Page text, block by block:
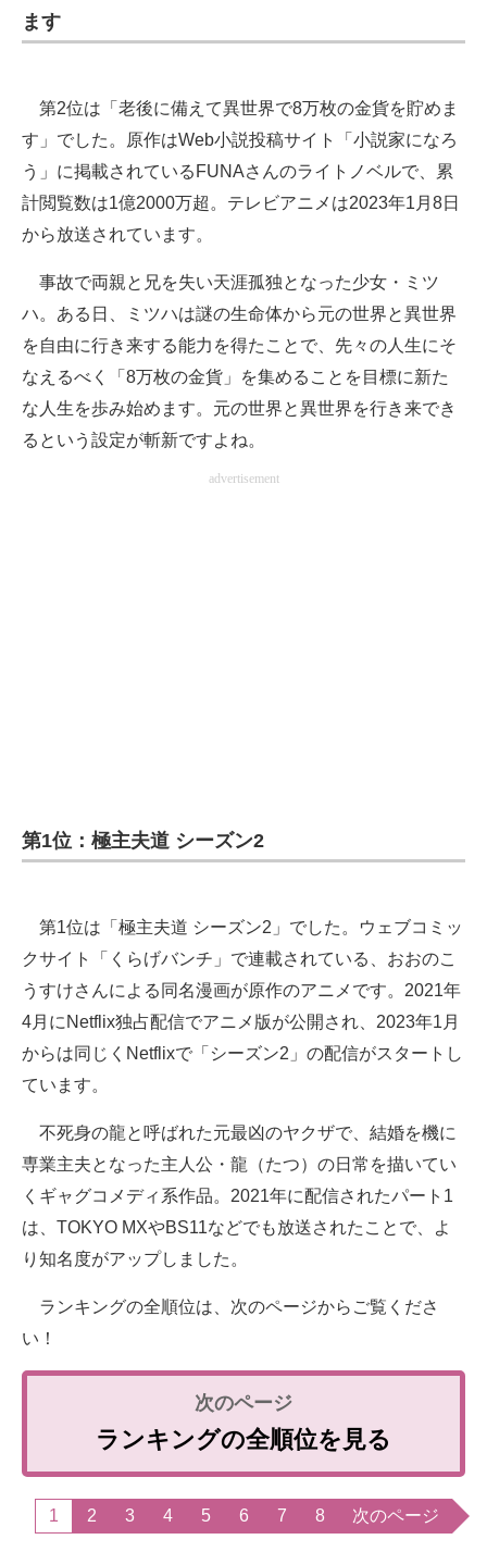
ます
第2位は「老後に備えて異世界で8万枚の金貨を貯めま
す」でした。原作はWeb小説投稿サイト「小説家になろ
う」に掲載されているFUNAさんのライトノベルで、累
計閲覧数は1億2000万超。テレビアニメは2023年1月8日
から放送されています。
事故で両親と兄を失い天涯孤独となった少女・ミツ
ハ。ある日、ミツハは謎の生命体から元の世界と異世界
を自由に行き来する能力を得たことで、先々の人生にそ
なえるべく「8万枚の金貨」を集めることを目標に新た
な人生を歩み始めます。元の世界と異世界を行き来でき
るという設定が斬新ですよね。
advertisement
第1位：極主夫道 シーズン2
第1位は「極主夫道 シーズン2」でした。ウェブコミッ
クサイト「くらげバンチ」で連載されている、おおのこ
うすけさんによる同名漫画が原作のアニメです。2021年
4月にNetflix独占配信でアニメ版が公開され、2023年1月
からは同じくNetflixで「シーズン2」の配信がスタートし
ています。
不死身の龍と呼ばれた元最凶のヤクザで、結婚を機に
専業主夫となった主人公・龍（たつ）の日常を描いてい
くギャグコメディ系作品。2021年に配信されたパート1
は、TOKYO MXやBS11などでも放送されたことで、よ
り知名度がアップしました。
ランキングの全順位は、次のページからご覧くださ
い！
ランキングの全順位を見る
1 2 3 4 5 6 7 8 次のページ